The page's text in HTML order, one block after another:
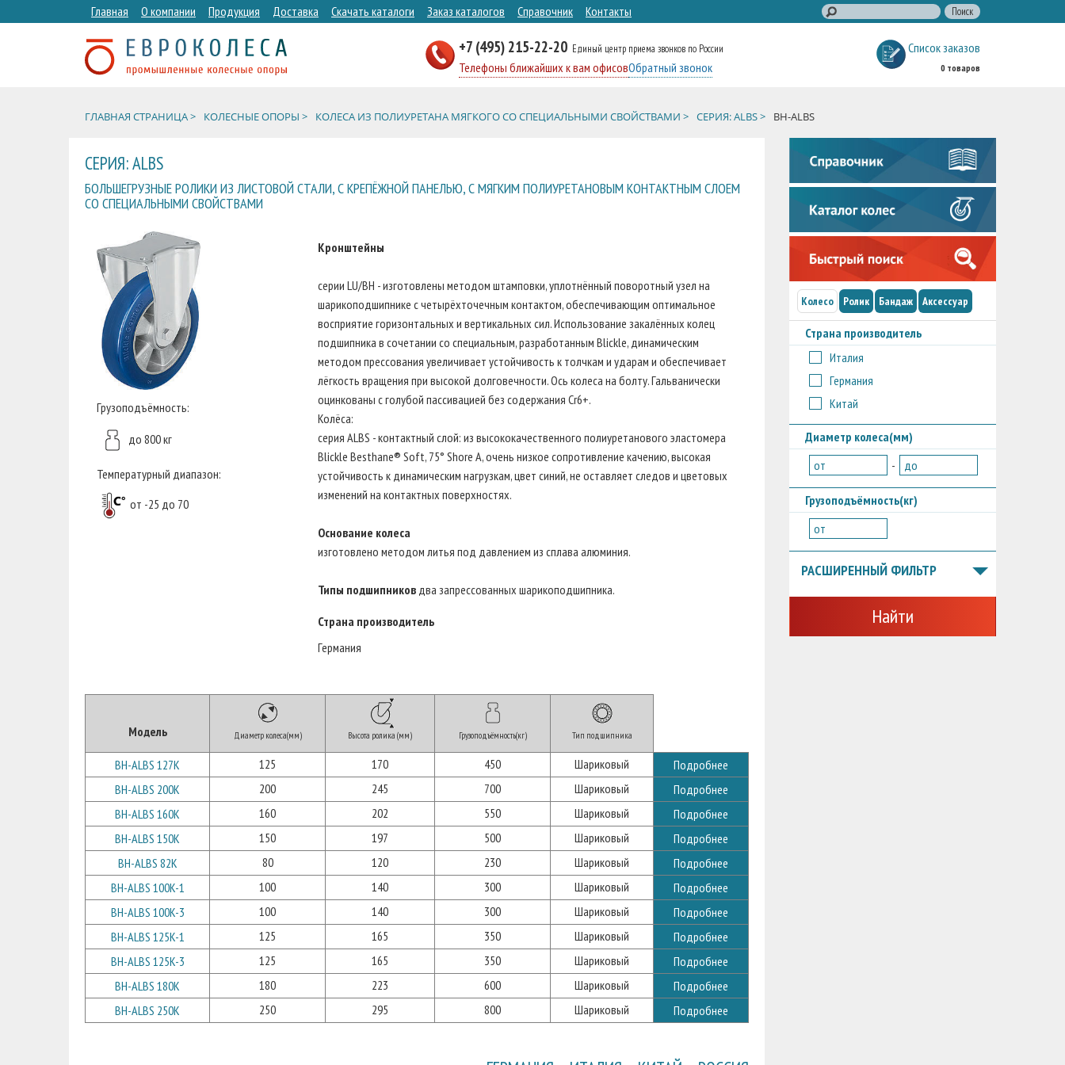
Главная О компании Продукция Доставка Скачать каталоги Заказ каталогов Справочник Контакты
+7 (495) 215-22-20 Единый центр приема звонков по России
Телефоны ближайших к вам офисовОбратный звонок
Список заказов
0 товаров
ГЛАВНАЯ СТРАНИЦА > КОЛЕСНЫЕ ОПОРЫ > КОЛЕСА ИЗ ПОЛИУРЕТАНА МЯГКОГО СО СПЕЦИАЛЬНЫМИ СВОЙСТВАМИ > СЕРИЯ: ALBS > BH-ALBS
СЕРИЯ: ALBS
БОЛЬШЕГРУЗНЫЕ РОЛИКИ ИЗ ЛИСТОВОЙ СТАЛИ, С КРЕПЁЖНОЙ ПАНЕЛЬЮ, С МЯГКИМ ПОЛИУРЕТАНОВЫМ КОНТАКТНЫМ СЛОЕМ
СО СПЕЦИАЛЬНЫМИ СВОЙСТВАМИ
Грузоподъёмность:
до 800 кг
Температурный диапазон:
от -25 до 70
Кронштейны
серии LU/BH - изготовлены методом штамповки, уплотнённый поворотный узел на
шарикоподшипнике с четырёхточечным контактом, обеспечивающим оптимальное
восприятие горизонтальных и вертикальных сил. Использование закалённых колец
подшипника в сочетании со специальным, разработанным Blickle, динамическим
методом прессования увеличивает устойчивость к толчкам и ударам и обеспечивает
лёгкость вращения при высокой долговечности. Ось колеса на болту. Гальванически
оцинкованы с голубой пассивацией без содержания Cr6+.
Колёса:
серия ALBS - контактный слой: из высококачественного полиуретанового эластомера
Blickle Besthane® Soft, 75° Shore A, очень низкое сопротивление качению, высокая
устойчивость к динамическим нагрузкам, цвет синий, не оставляет следов и цветовых
изменений на контактных поверхностях.
Основание колеса
изготовлено методом литья под давлением из сплава алюминия.
Типы подшипников два запрессованных шарикоподшипника.
Страна производитель
Германия
Модель Диаметр колеса(мм) Высота ролика (мм) Грузоподъёмность(кг) Тип подшипника
BH-ALBS 127K 125 170 450 Шариковый
Подробнее
BH-ALBS 200K
200 245 700 Шариковый
Подробнее
BH-ALBS 160K
160 202 550 Шариковый
Подробнее
BH-ALBS 150K
150 197 500 Шариковый
Подробнее
BH-ALBS 82K
80 120 230 Шариковый
Подробнее
BH-ALBS 100K-1
100 140 300 Шариковый
Подробнее
BH-ALBS 100K-3
100 140 300 Шариковый
Подробнее
BH-ALBS 125K-1
125 165 350 Шариковый
Подробнее
BH-ALBS 125K-3
125 165 350 Шариковый
Подробнее
BH-ALBS 180K
180 223 600 Шариковый
Подробнее
BH-ALBS 250K
250 295 800 Шариковый Подробнее
Колесо Ролик Бандаж Аксессуар
Страна производитель
Италия
Германия
Китай
Диаметр колеса(мм)
от
- до
Грузоподъёмность(кг)
от
РАСШИРЕННЫЙ ФИЛЬТР
Найти